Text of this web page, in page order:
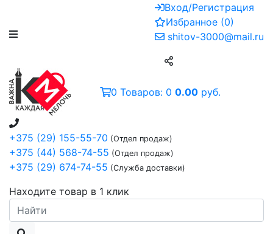
Вход/Регистрация
Избранное (0)
shitov-3000@mail.ru
+375 (29) 155-55-70 (Отдел продаж)
+375 (44) 568-74-55 (Отдел продаж)
+375 (29) 674-74-55 (Служба доставки)
Находите товар в 1 клик
0 Товаров: 0 0.00 руб.